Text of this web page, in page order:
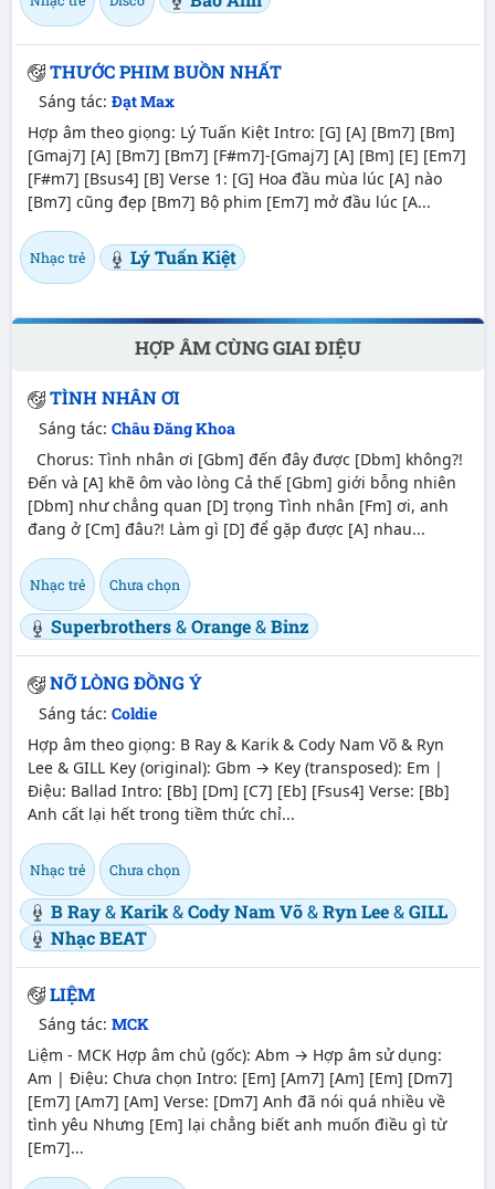
THƯỚC PHIM BUỒN NHẤT
Sáng tác: Đạt Max
Hợp âm theo giọng: Lý Tuấn Kiệt Intro: [G] [A] [Bm7] [Bm]
[Gmaj7] [A] [Bm7] [Bm7] [F#m7]-[Gmaj7] [A] [Bm] [E] [Em7]
[F#m7] [Bsus4] [B] Verse 1: [G] Hoa đầu mùa lúc [A] nào
[Bm7] cũng đẹp [Bm7] Bộ phim [Em7] mở đầu lúc [A...
Nhạc trẻ Lý Tuấn Kiệt
HỢP ÂM CÙNG GIAI ĐIỆU
TÌNH NHÂN ƠI
Sáng tác: Châu Đăng Khoa
Chorus: Tình nhân ơi [Gbm] đến đây được [Dbm] không?!
Đến và [A] khẽ ôm vào lòng Cả thế [Gbm] giới bỗng nhiên
[Dbm] như chẳng quan [D] trọng Tình nhân [Fm] ơi, anh
đang ở [Cm] đâu?! Làm gì [D] để gặp được [A] nhau...
Nhạc trẻ Chưa chọn
Superbrothers&Orange&Binz
NỠ LÒNG ĐỒNG Ý
Sáng tác: Coldie
Hợp âm theo giọng: B Ray & Karik & Cody Nam Võ & Ryn
Lee & GILL Key (original): Gbm → Key (transposed): Em |
Điệu: Ballad Intro: [Bb] [Dm] [C7] [Eb] [Fsus4] Verse: [Bb]
Anh cất lại hết trong tiềm thức chỉ...
Nhạc trẻ Chưa chọn
B Ray&Karik&Cody Nam Võ&Ryn Lee&GILL
Nhạc BEAT
LIỆM
Sáng tác: MCK
Liệm - MCK Hợp âm chủ (gốc): Abm → Hợp âm sử dụng:
Am | Điệu: Chưa chọn Intro: [Em] [Am7] [Am] [Em] [Dm7]
[Em7] [Am7] [Am] Verse: [Dm7] Anh đã nói quá nhiều về
tình yêu Nhưng [Em] lại chẳng biết anh muốn điều gì từ
[Em7]...